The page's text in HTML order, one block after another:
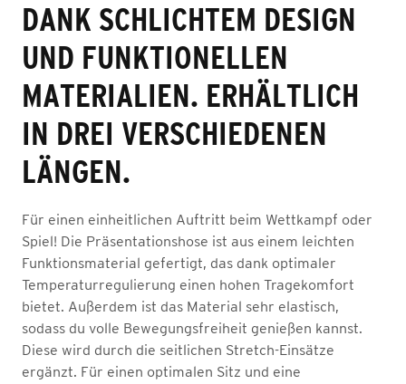
DANK SCHLICHTEM DESIGN
UND FUNKTIONELLEN
MATERIALIEN. ERHÄLTLICH
IN DREI VERSCHIEDENEN
LÄNGEN.
Für einen einheitlichen Auftritt beim Wettkampf oder
Spiel! Die Präsentationshose ist aus einem leichten
Funktionsmaterial gefertigt, das dank optimaler
Temperaturregulierung einen hohen Tragekomfort
bietet. Außerdem ist das Material sehr elastisch,
sodass du volle Bewegungsfreiheit genießen kannst.
Diese wird durch die seitlichen Stretch-Einsätze
ergänzt. Für einen optimalen Sitz und eine